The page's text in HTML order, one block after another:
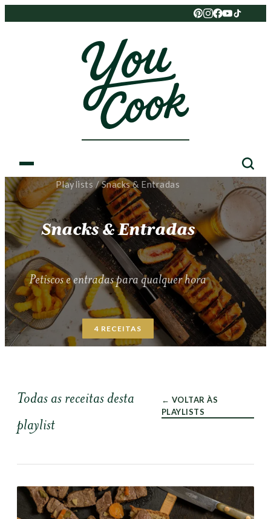
Playlists /Snacks & Entradas
Snacks & Entradas
Petiscos e entradas para qualquer hora
4 RECEITAS
Todas as receitas desta
playlist
← VOLTAR ÀS
PLAYLISTS